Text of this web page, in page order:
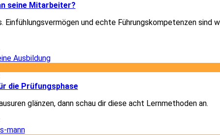
seine Mitarbeiter?
Einfühlungsvermögen und echte Führungskompetenzen sind
die Prüfungsphase
glänzen, dann schau dir diese acht Lernmethoden an.